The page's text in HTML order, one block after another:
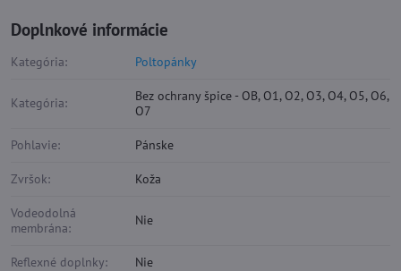
Doplnkové informácie
Kategória: Poltopánky
Kategória:
Bez ochrany špice - OB, O1, O2, O3, O4, O5, O6,
O7
Pohlavie: Pánske
Zvršok: Koža
Vodeodolná
membrána:
Nie
Reflexné doplnky: Nie